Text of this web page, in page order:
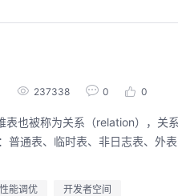
237338 0 0
也被称为关系（relation），关
通表、临时表、非日志表、外
能调优 开发者空间
耀 · 每课人人动手实操